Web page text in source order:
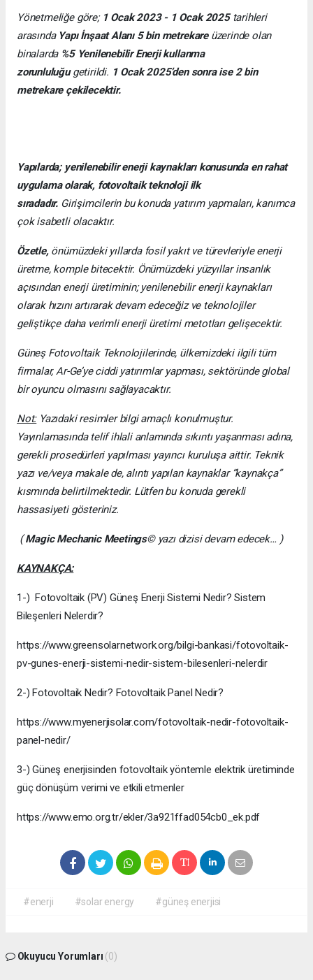
Yönetmeliğe göre; 1 Ocak 2023 - 1 Ocak 2025 tarihleri
arasında Yapı İnşaat Alanı 5 bin metrekare üzerinde olan
binalarda%5 Yenilenebilir Enerji kullanma
zorunluluğugetirildi. 1 Ocak 2025’den sonra ise 2 bin
metrekare çekilecektir.
Yapılarda; yenilenebilir enerji kaynakları konusunda en rahat
uygulama olarak, fotovoltaik teknoloji ilk
sıradadır. Girişimcilerin bu konuda yatırım yapmaları, kanımca
çok isabetli olacaktır.
Özetle,önümüzdeki yıllarda fosil yakıt ve türevleriyle enerji
üretme, komple bitecektir. Önümüzdeki yüzyıllar insanlık
açısından enerji üretiminin; yenilenebilir enerji kaynakları
olarak hızını artırarak devam edeceğiz ve teknolojiler
geliştikçe daha verimli enerji üretimi metotları gelişecektir.
Güneş Fotovoltaik Teknolojilerinde, ülkemizdeki ilgili tüm
firmalar, Ar-Ge’ye ciddi yatırımlar yapması, sektöründe global
bir oyuncu olmasını sağlayacaktır.
Not:Yazıdaki resimler bilgi amaçlı konulmuştur.
Yayınlamasında telif ihlali anlamında sıkıntı yaşanması adına,
gerekli prosedürleri yapılması yayıncı kuruluşa aittir. Teknik
yazı ve/veya makale de, alıntı yapılan kaynaklar “kaynakça”
kısmında belirtilmektedir. Lütfen bu konuda gerekli
hassasiyeti gösteriniz.
(Magic Mechanic Meetings© yazı dizisi devam edecek… )
KAYNAKÇA:
1-) Fotovoltaik (PV) Güneş Enerji Sistemi Nedir? Sistem
Bileşenleri Nelerdir?
https://www.greensolarnetwork.org/bilgi-bankasi/fotovoltaik-
pv-gunes-enerji-sistemi-nedir-sistem-bilesenleri-nelerdir
2-) Fotovoltaik Nedir? Fotovoltaik Panel Nedir?
https://www.myenerjisolar.com/fotovoltaik-nedir-fotovoltaik-
panel-nedir/
3-) Güneş enerjisinden fotovoltaik yöntemle elektrik üretiminde
güç dönüşüm verimi ve etkili etmenler
https://www.emo.org.tr/ekler/3a921ffad054cb0_ek.pdf
#enerji #solar energy #güneş enerjisi
Okuyucu Yorumları (0)